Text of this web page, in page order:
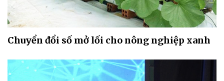
Chuyển đổi số mở lối cho nông nghiệp xanh